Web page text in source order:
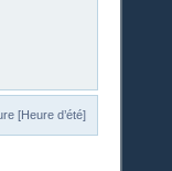
[Heure d’été]